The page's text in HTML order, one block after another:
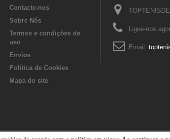
Contacte-nos
Sobre Nós
Termos e condições de
uso
Envios
Política de Cookies
Mapa do site
Ligue-nos
Email: